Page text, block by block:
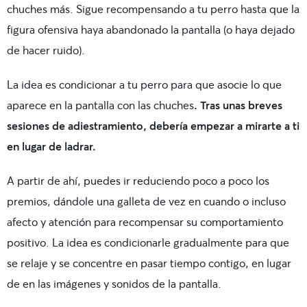
chuches más. Sigue recompensando a tu perro hasta que la
figura ofensiva haya abandonado la pantalla (o haya dejado
de hacer ruido).
La idea es condicionar a tu perro para que asocie lo que
aparece en la pantalla con las chuches. Tras unas breves
sesiones de adiestramiento, debería empezar a mirarte a ti
en lugar de ladrar.
A partir de ahí, puedes ir reduciendo poco a poco los
premios, dándole una galleta de vez en cuando o incluso
afecto y atención para recompensar su comportamiento
positivo. La idea es condicionarle gradualmente para que
se relaje y se concentre en pasar tiempo contigo, en lugar
de en las imágenes y sonidos de la pantalla.